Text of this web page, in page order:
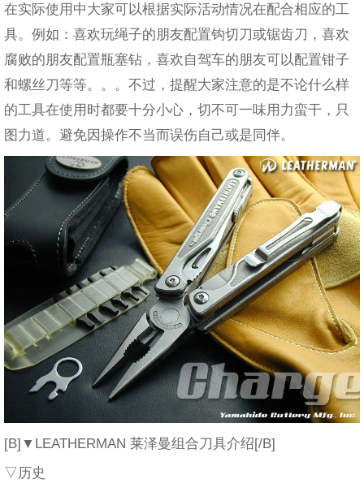
在实际使用中大家可以根据实际活动情况在配合相应的工
具。例如：喜欢玩绳子的朋友配置钩切刀或锯齿刀，喜欢
腐败的朋友配置瓶塞钻，喜欢自驾车的朋友可以配置钳子
和螺丝刀等等。。。不过，提醒大家注意的是不论什么样
的工具在使用时都要十分小心，切不可一味用力蛮干，只
图力道。避免因操作不当而误伤自己或是同伴。
[B]▼LEATHERMAN 莱泽曼组合刀具介绍[/B]
▽历史